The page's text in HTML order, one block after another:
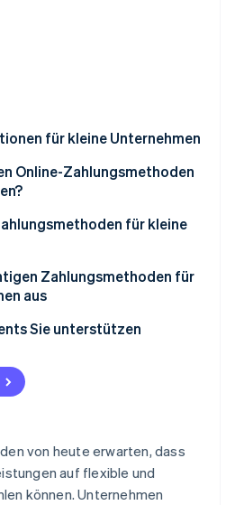
für kleine Unternehmen
Online-Zahlungsmethoden
für kleine
Zahlungsmethoden für
aus
und Kunden sowie
auf Ihr
Compliance und
Sie unterstützen
von heute erwarten, dass
auf flexible und
können. Unternehmen